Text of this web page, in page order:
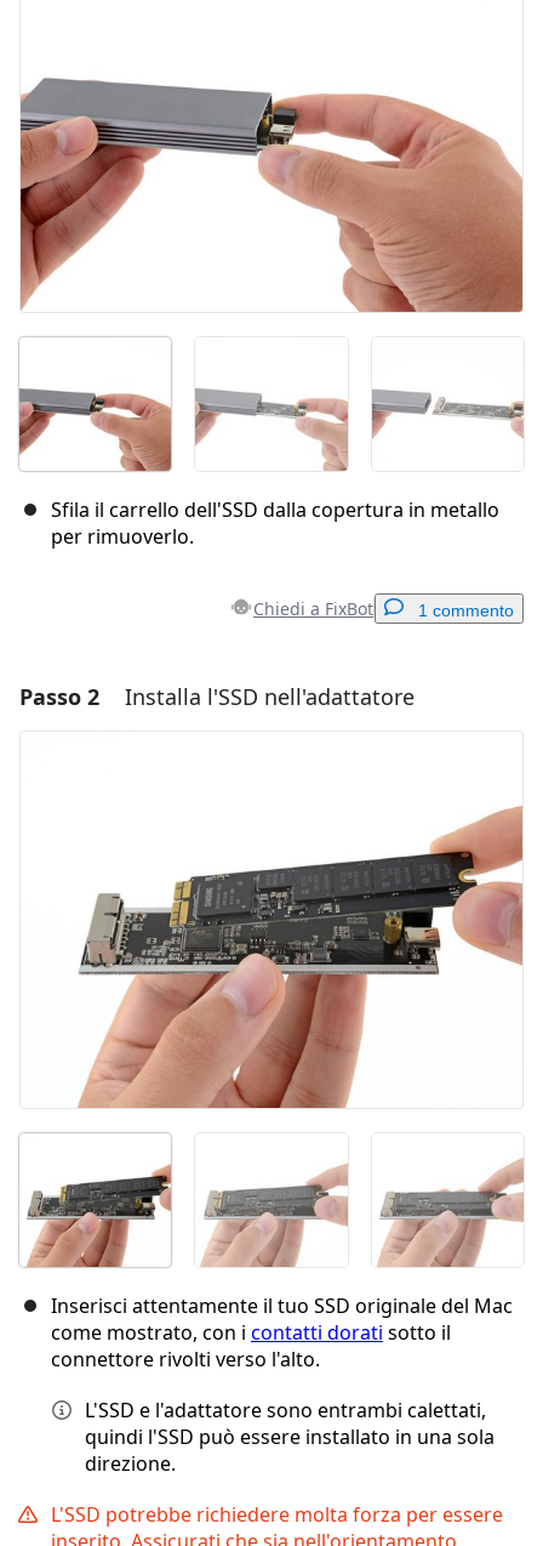
Sfila il carrello dell'SSD dalla copertura in metallo
per rimuoverlo.
Chiedi a FixBot 1 commento
Aggiungi un commento
Pubblica commento
Passo 2 Installa l'SSD nell'adattatore
Inserisci attentamente il tuo SSD originale del Mac
come mostrato, con i contatti dorati sotto il
connettore rivolti verso l'alto.
L'SSD e l'adattatore sono entrambi calettati,
quindi l'SSD può essere installato in una sola
direzione.
L'SSD potrebbe richiedere molta forza per essere